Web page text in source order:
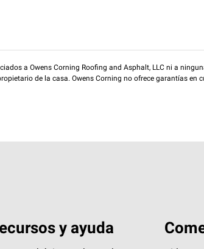
a Owens Corning Roofing and Asphalt, LLC ni a
de la casa. Owens Corning no ofrece garantías
y ayuda